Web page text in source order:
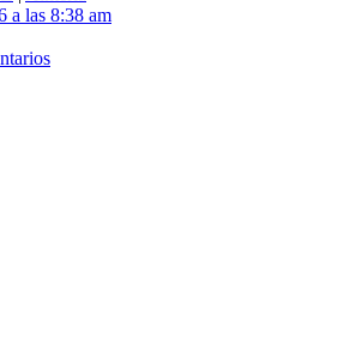
a las 8:38 am